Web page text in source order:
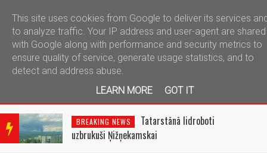
telegram
BRE
AKIN
NEW
BREAKING NEWS
Tatarstānā lidroboti
uzbrukuši Ņižņekamskai
This site uses cookies from Google to deliver its services
to analyze traffic. Your IP address and user-agent are shared
with Google along with performance and security metrics to
ensure quality of service, generate usage statistics, and to
detect and address abuse.
LEARN MORE
GOT IT